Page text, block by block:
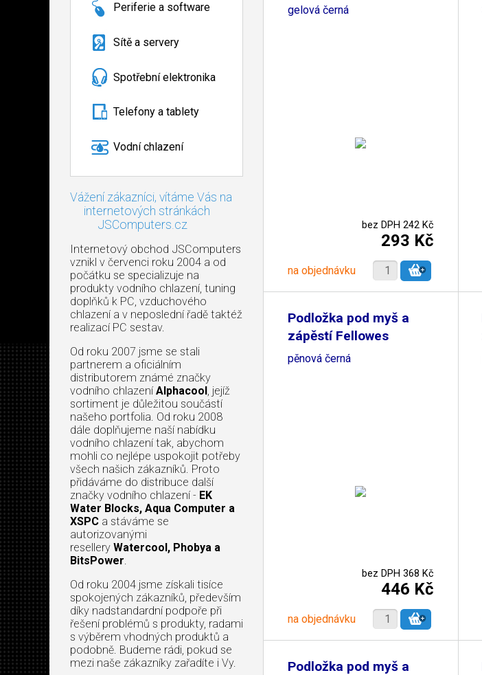
Periferie a software
Sítě a servery
Spotřební elektronika
Telefony a tablety
Vodní chlazení
Vážení zákazníci, vítáme Vás na
internetových stránkách
JSComputers.cz
Internetový obchod JSComputers
vznikl v červenci roku 2004 a od
počátku se specializuje na
produkty vodního chlazení, tuning
doplňků k PC, vzduchového
chlazení a v neposlední řadě taktéž
realizací PC sestav.
Od roku 2007 jsme se stali
partnerem a oficiálním
distributorem známé značky
vodního chlazení Alphacool, jejíž
sortiment je důležitou součástí
našeho portfolia. Od roku 2008
dále doplňujeme naší nabídku
vodního chlazení tak, abychom
mohli co nejlépe uspokojit potřeby
všech našich zákazníků. Proto
přidáváme do distribuce další
značky vodního chlazení - EK
Water Blocks, Aqua Computer a
XSPC a stáváme se
autorizovanými
resellery Watercool, Phobya a
BitsPower.
Od roku 2004 jsme získali tisíce
spokojených zákazníků, především
díky nadstandardní podpoře při
řešení problémů s produkty, radami
s výběrem vhodných produktů a
podobně. Budeme rádi, pokud se
mezi naše zákazníky zařadíte i Vy.
gelová černá
bez DPH 242 Kč
293 Kč
na objednávku
Podložka pod myš a
zápěstí Fellowes
pěnová černá
bez DPH 368 Kč
446 Kč
na objednávku
Podložka pod myš a